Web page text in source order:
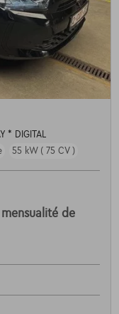
* DIGITAL
55 kW ( 75 CV )
de